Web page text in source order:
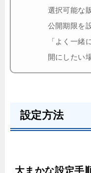
選択可能な
公開期限を
「よく一緒
開にしたい
設定方法
大まかな設定手